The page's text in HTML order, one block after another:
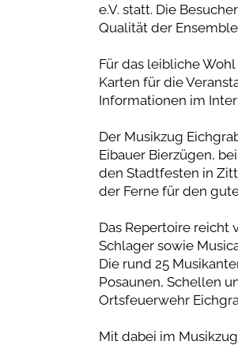
e.V. statt. Die
Qualität der
Für das leibliche
Karten für die
Informationen im
Der Musikzug
Eibauer Bierzügen,
den Stadtfesten in
der Ferne für den
Das Repertoire reicht
Schlager sowie
Die rund 25
Posaunen, Schellen
Ortsfeuerwehr
Mit dabei im